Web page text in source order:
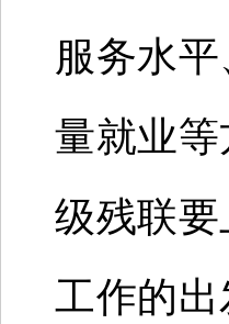
服务水
量就业
级残联
工作的